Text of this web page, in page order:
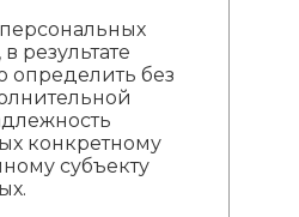
результате
определить без
конкретному
субъекту